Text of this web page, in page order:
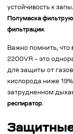
устойчивость к
Полумаска
фильтрации.
Важно помнить, что
2200VR – это
для защиты от
кислорода ниже
затрудненном
респиратор.